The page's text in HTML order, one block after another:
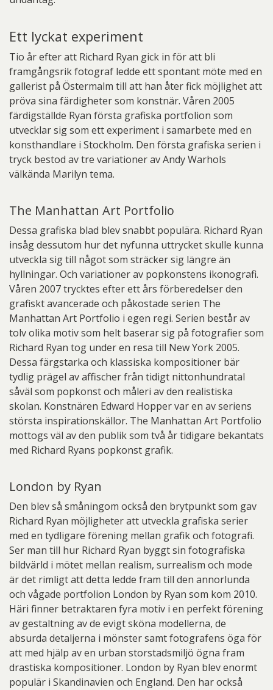
Ett lyckat experiment
Tio år efter att Richard Ryan gick in för att bli
framgångsrik fotograf ledde ett spontant möte med en
gallerist på Östermalm till att han åter fick möjlighet att
pröva sina färdigheter som konstnär. Våren 2005
färdigställde Ryan första grafiska portfolion som
utvecklar sig som ett experiment i samarbete med en
konsthandlare i Stockholm. Den första grafiska serien i
tryck bestod av tre variationer av Andy Warhols
välkända Marilyn tema.
The Manhattan Art Portfolio
Dessa grafiska blad blev snabbt populära. Richard Ryan
insåg dessutom hur det nyfunna uttrycket skulle kunna
utveckla sig till något som sträcker sig längre än
hyllningar. Och variationer av popkonstens ikonografi.
Våren 2007 trycktes efter ett års förberedelser den
grafiskt avancerade och påkostade serien The
Manhattan Art Portfolio i egen regi. Serien består av
tolv olika motiv som helt baserar sig på fotografier som
Richard Ryan tog under en resa till New York 2005.
Dessa färgstarka och klassiska kompositioner bär
tydlig prägel av affischer från tidigt nittonhundratal
såväl som popkonst och måleri av den realistiska
skolan. Konstnären Edward Hopper var en av seriens
största inspirationskällor. The Manhattan Art Portfolio
mottogs väl av den publik som två år tidigare bekantats
med Richard Ryans popkonst grafik.
London by Ryan
Den blev så småningom också den brytpunkt som gav
Richard Ryan möjligheter att utveckla grafiska serier
med en tydligare förening mellan grafik och fotografi.
Ser man till hur Richard Ryan byggt sin fotografiska
bildvärld i mötet mellan realism, surrealism och mode
är det rimligt att detta ledde fram till den annorlunda
och vågade portfolion London by Ryan som kom 2010.
Häri finner betraktaren fyra motiv i en perfekt förening
av gestaltning av de evigt sköna modellerna, de
absurda detaljerna i mönster samt fotografens öga för
att med hjälp av en urban storstadsmiljö ögna fram
drastiska kompositioner. London by Ryan blev enormt
populär i Skandinavien och England. Den har också